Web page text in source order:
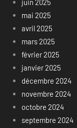
juin 2025
mai 2025
avril 2025
mars 2025
février 2025
janvier 2025
décembre 2024
novembre 2024
octobre 2024
septembre 2024